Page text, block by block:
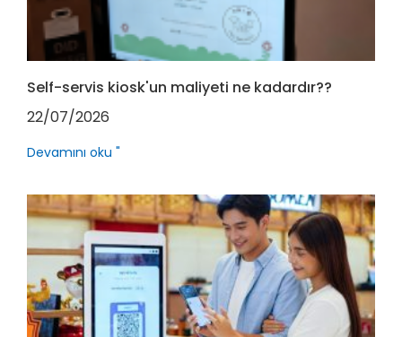
Self-servis kiosk'un maliyeti ne kadardır??
22/07/2026
Devamını oku "